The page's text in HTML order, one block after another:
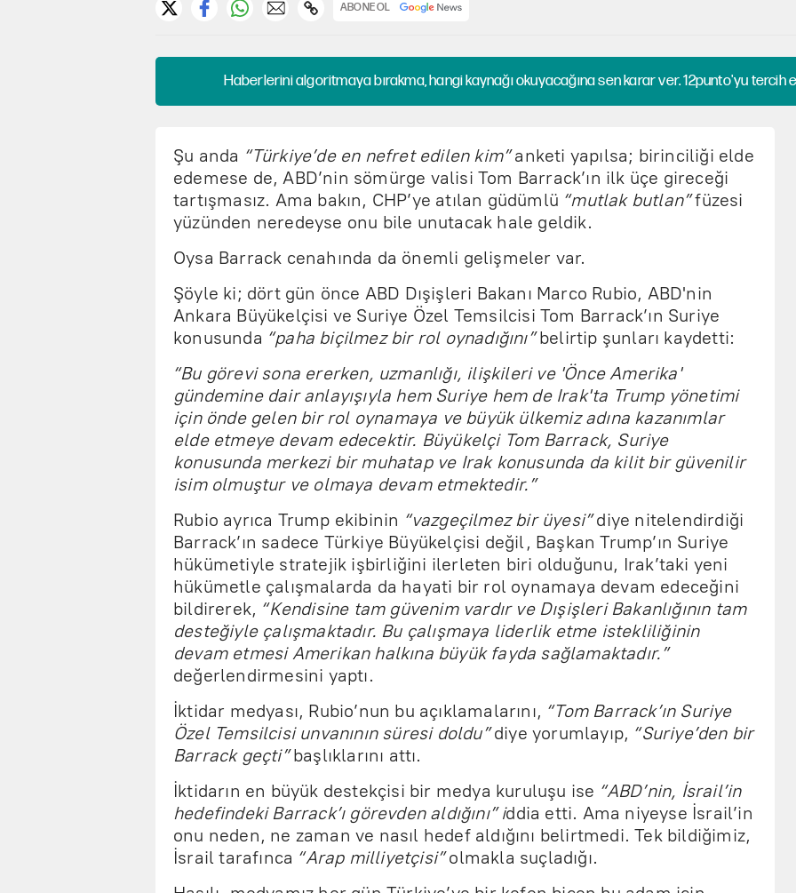
ABONE OL
Haberlerini algoritmaya bırakma, hangi kaynağı okuyacağına sen karar ver. 12punto'yu tercih
Şu anda “Türkiye’de en nefret edilen kim”anketi yapılsa; birinciliği elde
edemese de, ABD’nin sömürge valisi Tom Barrack’ın ilk üçe gireceği
tartışmasız. Ama bakın, CHP’ye atılan güdümlü “mutlak butlan”füzesi
yüzünden neredeyse onu bile unutacak hale geldik.
Oysa Barrack cenahında da önemli gelişmeler var.
Şöyle ki; dört gün önce ABD Dışişleri Bakanı Marco Rubio, ABD'nin
Ankara Büyükelçisi ve Suriye Özel Temsilcisi Tom Barrack’ın Suriye
konusunda “paha biçilmez bir rol oynadığını”belirtip şunları kaydetti:
“Bu görevi sona ererken, uzmanlığı, ilişkileri ve 'Önce Amerika'
gündemine dair anlayışıyla hem Suriye hem de Irak'ta Trump yönetimi
için önde gelen bir rol oynamaya ve büyük ülkemiz adına kazanımlar
elde etmeye devam edecektir. Büyükelçi Tom Barrack, Suriye
konusunda merkezi bir muhatap ve Irak konusunda da kilit bir güvenilir
isim olmuştur ve olmaya devam etmektedir.”
Rubio ayrıca Trump ekibinin “vazgeçilmez bir üyesi”diye nitelendirdiği
Barrack’ın sadece Türkiye Büyükelçisi değil, Başkan Trump’ın Suriye
hükümetiyle stratejik işbirliğini ilerleten biri olduğunu, Irak’taki yeni
hükümetle çalışmalarda da hayati bir rol oynamaya devam edeceğini
bildirerek, “Kendisine tam güvenim vardır ve Dışişleri Bakanlığının tam
desteğiyle çalışmaktadır. Bu çalışmaya liderlik etme istekliliğinin
devam etmesi Amerikan halkına büyük fayda sağlamaktadır.”
değerlendirmesini yaptı.
İktidar medyası, Rubio’nun bu açıklamalarını, “Tom Barrack’ın Suriye
Özel Temsilcisi unvanının süresi doldu”diye yorumlayıp, “Suriye’den bir
Barrack geçti”başlıklarını attı.
İktidarın en büyük destekçisi bir medya kuruluşu ise “ABD’nin, İsrail’in
hedefindeki Barrack’ı görevden aldığını” iddia etti. Ama niyeyse İsrail’in
onu neden, ne zaman ve nasıl hedef aldığını belirtmedi. Tek bildiğimiz,
İsrail tarafınca “Arap milliyetçisi”olmakla suçladığı.